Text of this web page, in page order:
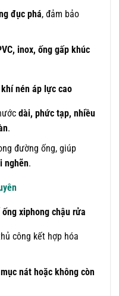
đục phá, đảm bảo
inox, ống gấp khúc
nén áp lực cao
dài, phức tạp, nhiều
.
đường ống, giúp
nghẽn.
xiphong chậu rửa
công kết hợp hóa
nát hoặc không còn